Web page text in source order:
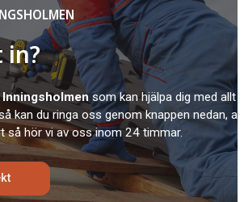
in?
Inningsholmensom kan hjälpa dig med allt
kan du ringa oss genom knappen nedan,
så hör vi av oss inom 24 timmar.